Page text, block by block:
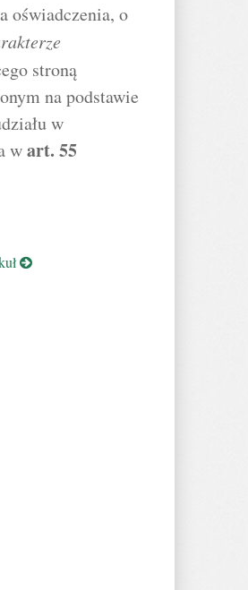
oświadczenia, o
stroną
na podstawie
w
wart. 55